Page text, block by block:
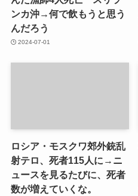
ンカ沖→何で飲もうと思う
んだろう
2024-07-01
ロシア・モスクワ郊外銃乱
射テロ、死者115人に→ニ
ュースを見るたびに、死者
数が増えていくな。